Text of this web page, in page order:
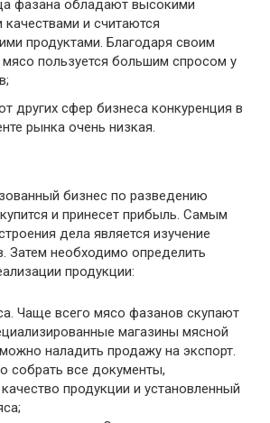
фазана обладают высокими
и считаются
продуктами. Благодаря своим
мясо пользуется большим спросом у
других сфер бизнеса конкуренция в
рынка очень низкая.
бизнес по разведению
и принесет прибыль. Самым
дела является изучение
Затем необходимо определить
продукции:
Чаще всего мясо фазанов скупают
магазины мясной
наладить продажу на экспорт.
собрать все документы,
продукции и установленный